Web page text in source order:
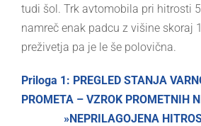
tudi šol. Trk avtomobila pri hitrosti
namreč enak padcu z višine skoraj
preživetja pa je le še polovična.
Priloga 1: PREGLED STANJA
PROMETA – VZROK PROMETNIH
»NEPRILAGOJENA